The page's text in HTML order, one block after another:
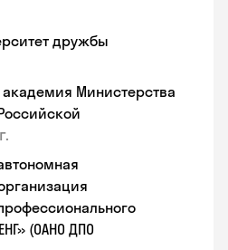
дружбы
Министерства
(ОАНО ДПО